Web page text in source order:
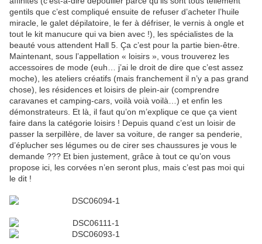
gentils que c’est compliqué ensuite de refuser d’acheter l’huile
miracle, le galet dépilatoire, le fer à défriser, le vernis à ongle et
tout le kit manucure qui va bien avec !), les spécialistes de la
beauté vous attendent Hall 5. Ça c’est pour la partie bien-être.
Maintenant, sous l’appellation « loisirs », vous trouverez les
accessoires de mode (euh… j’ai le droit de dire que c’est assez
moche), les ateliers créatifs (mais franchement il n’y a pas grand
chose), les résidences et loisirs de plein-air (comprendre
caravanes et camping-cars, voilà voià voilà…) et enfin les
démonstrateurs. Et là, il faut qu’on m’explique ce que ça vient
faire dans la catégorie loisirs ! Depuis quand c’est un loisir de
passer la serpillère, de laver sa voiture, de ranger sa penderie,
d’éplucher ses légumes ou de cirer ses chaussures je vous le
demande ??? Et bien justement, grâce à tout ce qu’on vous
propose ici, les corvées n’en seront plus, mais c’est pas moi qui
le dit !